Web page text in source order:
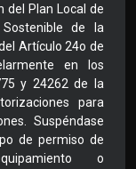
del Plan Local de
de la
Artículo 24o de
en los
y 24262 de la
para
Suspéndase
de permiso de
o